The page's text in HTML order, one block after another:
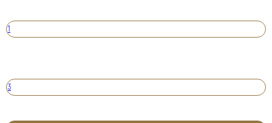
1
3